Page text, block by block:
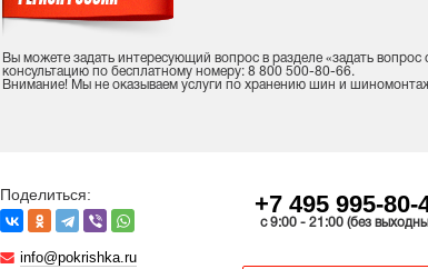
Вы можете задать интересующий вопрос в разделе «задать вопрос
консультацию по бесплатному номеру: 8 800 500-80-66.
Внимание! Мы не оказываем услуги по хранению шин и
Поделиться:
info@pokrishka.ru
+7 495 995-80-
c 9:00 - 21:00 (без